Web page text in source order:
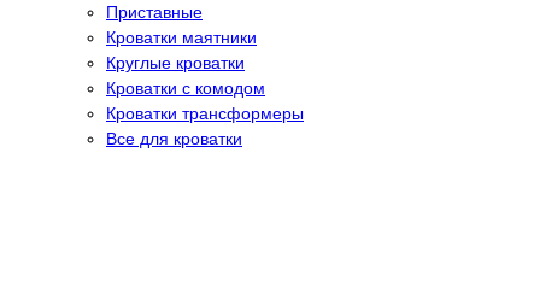
Приставные
Кроватки маятники
Круглые кроватки
Кроватки с комодом
Кроватки трансформеры
Все для кроватки